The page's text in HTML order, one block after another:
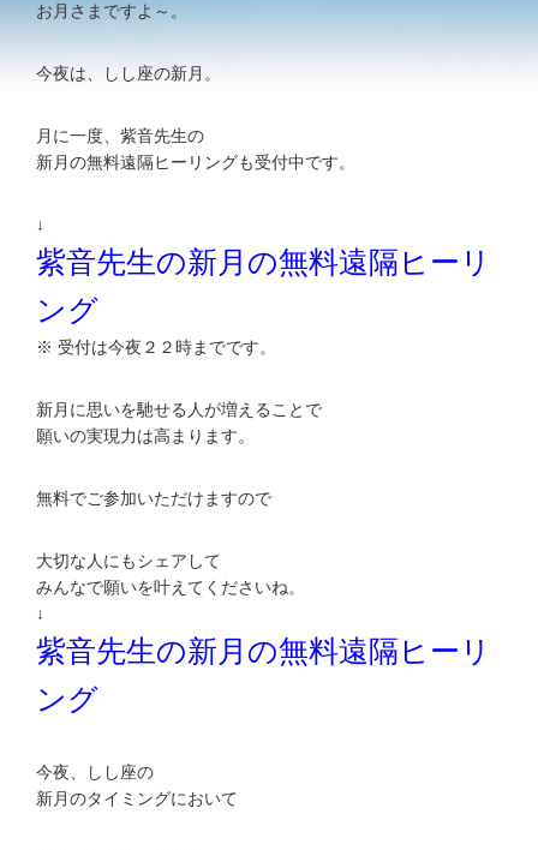
お月さまですよ～。
今夜は、しし座の新月。
月に一度、紫音先生の
新月の無料遠隔ヒーリングも受付中です。
↓
紫音先生の新月の無料遠隔ヒーリ
ング
※ 受付は今夜２２時までです。
新月に思いを馳せる人が増えることで
願いの実現力は高まります。
無料でご参加いただけますので
大切な人にもシェアして
みんなで願いを叶えてくださいね。
↓
紫音先生の新月の無料遠隔ヒーリ
ング
今夜、しし座の
新月のタイミングにおいて